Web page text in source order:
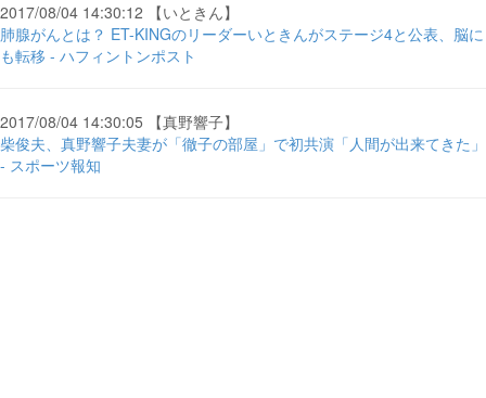
2017/08/04 14:30:12 【いときん】
肺腺がんとは？ ET-KINGのリーダーいときんがステージ4と公表、脳に
も転移 - ハフィントンポスト
2017/08/04 14:30:05 【真野響子】
柴俊夫、真野響子夫妻が「徹子の部屋」で初共演「人間が出来てきた」
- スポーツ報知